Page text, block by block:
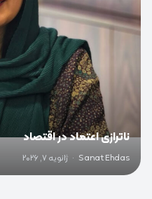
ناترازی اعتماد در اقتصاد
Sanat Ehdas
· ژانویه 7, 2026